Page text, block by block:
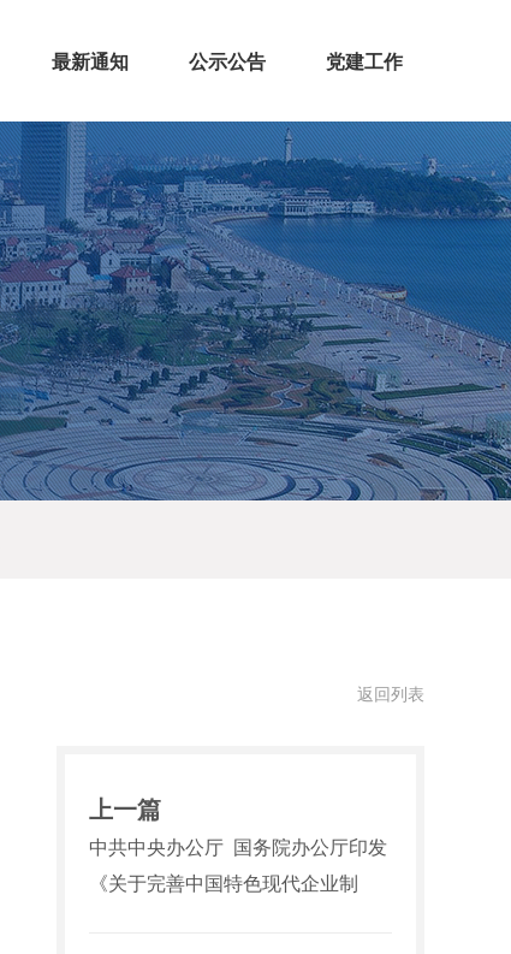
最新通知 公示公告 党建工作
返回列表
上一篇
中共中央办公厅 国务院办公厅印发
《关于完善中国特色现代企业制